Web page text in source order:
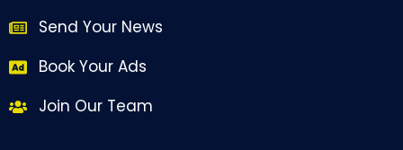
Send Your News
Book Your Ads
Join Our Team